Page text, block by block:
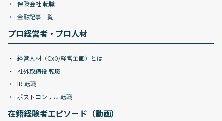
保険会社 転職
金融記事一覧
プロ経営者・プロ人材
経営人材（CxO/経営企画）とは
社外取締役 転職
IR 転職
ポストコンサル 転職
在籍経験者エピソード（動画）